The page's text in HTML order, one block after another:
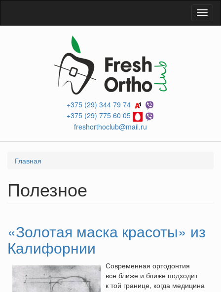
основному
+375 (29) 344 79 74
+375 (29) 775 60 05
freshorthoclub@mail.ru
Вы
Главная
Полезное
«Золотая маска красоты» из
Калифорнии
Современная ортодонтия
все ближе и ближе подходит
к той границе, когда медицина